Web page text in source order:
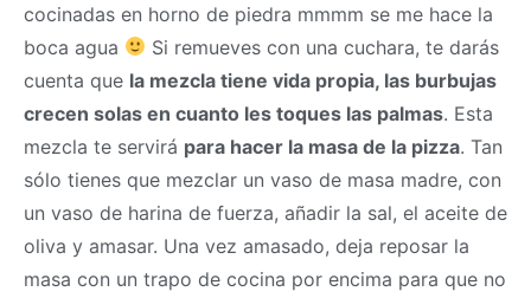
cocinadas en horno de piedra mmmm se me hace la
boca agua
Si remueves con una cuchara, te darás
cuenta que la mezcla tiene vida propia, las burbujas
crecen solas en cuanto les toques las palmas. Esta
mezcla te servirá para hacer la masa de la pizza. Tan
sólo tienes que mezclar un vaso de masa madre, con
un vaso de harina de fuerza, añadir la sal, el aceite de
oliva y amasar. Una vez amasado, deja reposar la
masa con un trapo de cocina por encima para que no